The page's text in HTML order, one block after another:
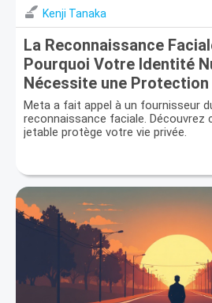
Kenji Tanaka
La Reconnaissance
Pourquoi Votre Identité
Nécessite une Protection
Jetable
Meta a fait appel à un fournisseur
reconnaissance faciale. Découvrez
jetable protège votre vie privée.